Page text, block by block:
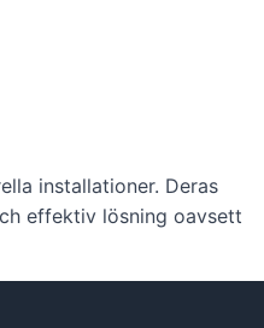
installationer. Deras
effektiv lösning oavsett